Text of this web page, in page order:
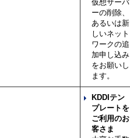
仮想サーバ
ーの削除、
あるいは新
しいネット
ワークの追
加申し込み
をお願いし
ます。
KDDIテン
プレートを
ご利用のお
客さま